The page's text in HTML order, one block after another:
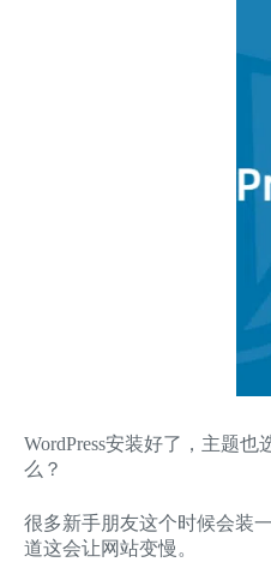
WordPress安装好了，主题
么？
很多新手朋友这个时候会装
道这会让网站变慢。